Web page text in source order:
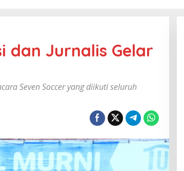
dan Jurnalis Gelar
Seven Soccer yang diikuti seluruh